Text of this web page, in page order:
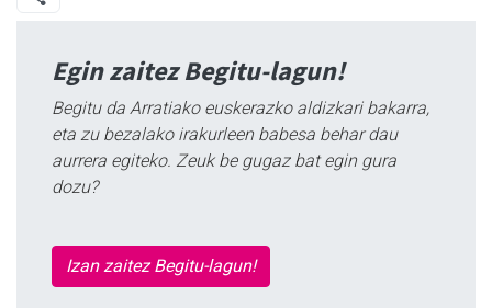
Egin zaitez Begitu-lagun!
Begitu da Arratiako euskerazko aldizkari bakarra,
eta zu bezalako irakurleen babesa behar dau
aurrera egiteko. Zeuk be gugaz bat egin gura
dozu?
Izan zaitez Begitu-lagun!